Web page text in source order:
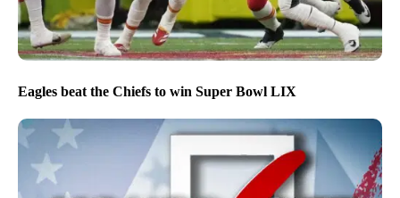
Eagles beat the Chiefs to win Super Bowl LIX